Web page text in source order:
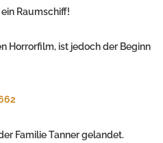
ein Raumschiff!
Horrorfilm, ist jedoch der Beginn
Familie Tanner gelandet.